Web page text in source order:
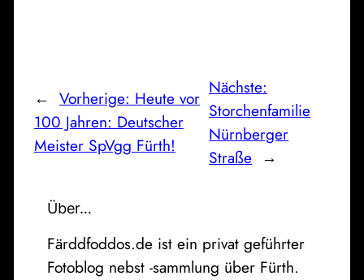
← Vorherige: Heute vor
100 Jahren: Deutscher
Meister SpVgg Fürth!
Nächste:
Storchenfamilie
Nürnberger
Straße →
Über…
Färddfoddos.de ist ein privat geführter
Fotoblog nebst -sammlung über Fürth.